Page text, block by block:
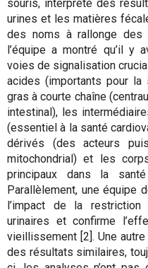
souris, interprète des
urines et les matières
des noms à rallonge des
l’équipe a montré qu’il y
voies de signalisation
acides (importants pour la
gras à courte chaîne
intestinal), les
(essentiel à la santé
dérivés (des acteurs
mitochondrial) et les
principaux dans la
Parallèlement, une équipe
l’impact de la
urinaires et confirme
vieillissement [2]. Une
des résultats similaires,